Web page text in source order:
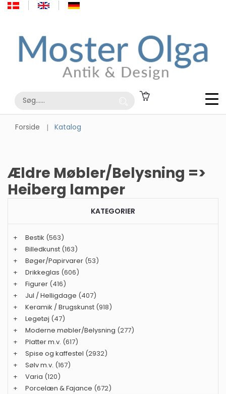
Forside Katalog
Ældre Møbler/Belysning =>
Heiberg lamper
KATEGORIER
+ Bestik (563)
+
Billedkunst (163)
+
Bøger/Papirvarer (53)
+
Drikkeglas (606)
+
Figurer (416)
+
Jul / Helligdage (407)
+
Keramik / Brugskunst (918)
+
Legetøj (47)
+
Moderne møbler/Belysning (277)
+
Platter m.v. (617)
+
Spise og kaffestel (2932)
+
Sølv m.v. (167)
+
Varia (120)
+
Porcelæn & Fajance (672)